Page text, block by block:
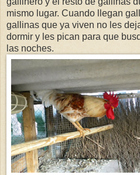
mismo lugar. Cuando llegan
gallinas que ya viven no les
dormir y les pican para que
las noches.